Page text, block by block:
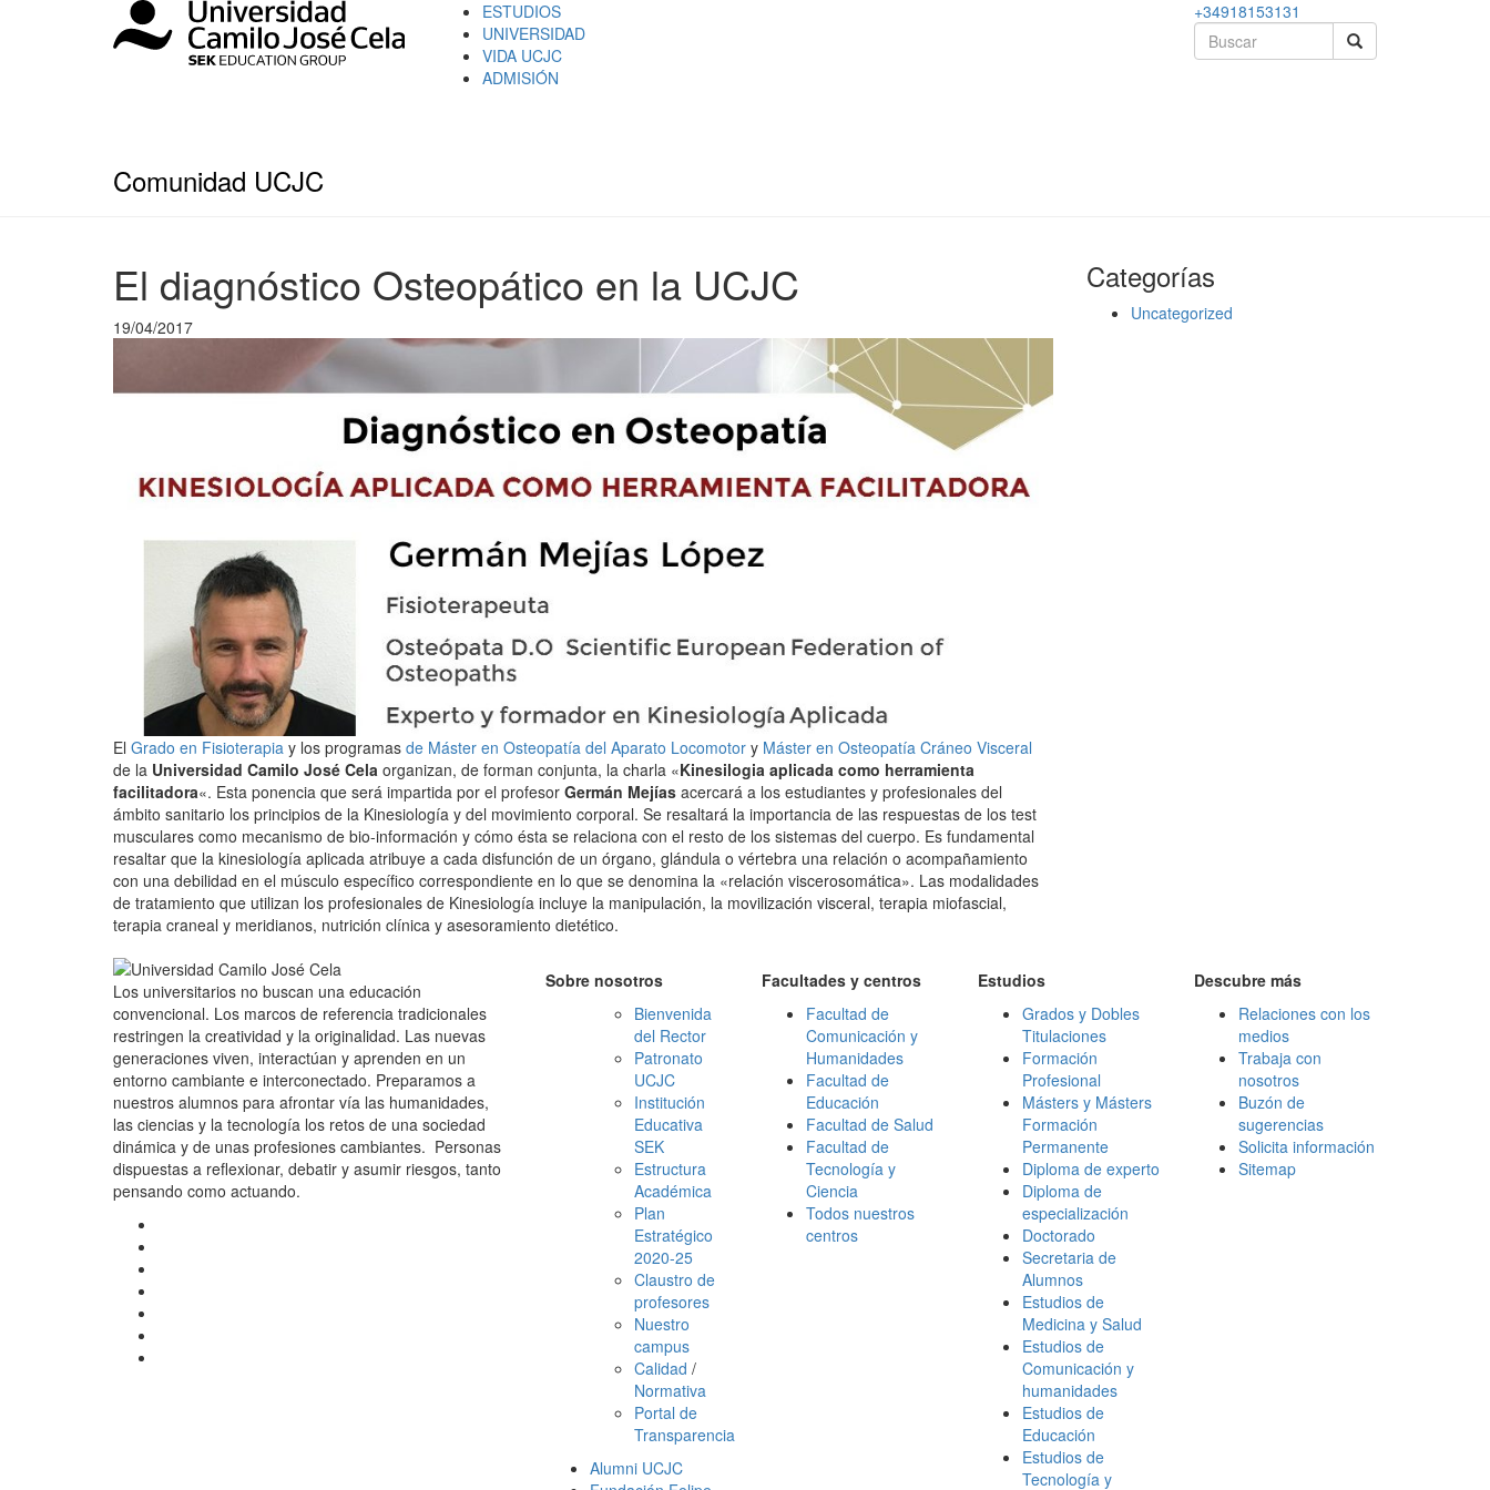
ESTUDIOS
UNIVERSIDAD
VIDA UCJC
ADMISIÓN
+34918153131
Comunidad UCJC
El diagnóstico Osteopático en la UCJC
19/04/2017
El Grado en Fisioterapia y los programas de Máster en Osteopatía del Aparato Locomotor y Máster en Osteopatía Cráneo Visceral
de la Universidad Camilo José Cela organizan, de forman conjunta, la charla «Kinesilogia aplicada como herramienta
facilitadora«. Esta ponencia que será impartida por el profesor Germán Mejías acercará a los estudiantes y profesionales del
ámbito sanitario los principios de la Kinesiología y del movimiento corporal. Se resaltará la importancia de las respuestas de los test
musculares como mecanismo de bio-información y cómo ésta se relaciona con el resto de los sistemas del cuerpo. Es fundamental
resaltar que la kinesiología aplicada atribuye a cada disfunción de un órgano, glándula o vértebra una relación o acompañamiento
con una debilidad en el músculo específico correspondiente en lo que se denomina la «relación viscerosomática». Las modalidades
de tratamiento que utilizan los profesionales de Kinesiología incluye la manipulación, la movilización visceral, terapia miofascial,
terapia craneal y meridianos, nutrición clínica y asesoramiento dietético.
Categorías
Uncategorized
Los universitarios no buscan una educación
convencional. Los marcos de referencia tradicionales
restringen la creatividad y la originalidad. Las nuevas
generaciones viven, interactúan y aprenden en un
entorno cambiante e interconectado. Preparamos a
nuestros alumnos para afrontar vía las humanidades,
las ciencias y la tecnología los retos de una sociedad
dinámica y de unas profesiones cambiantes. Personas
dispuestas a reflexionar, debatir y asumir riesgos, tanto
pensando como actuando.
Sobre nosotros
Bienvenida
del Rector
Patronato
UCJC
Institución
Educativa
SEK
Estructura
Académica
Plan
Estratégico
2020-25
Claustro de
profesores
Nuestro
campus
Calidad /
Normativa
Portal de
Transparencia
Alumni UCJC
Facultades y centros
Facultad de
Comunicación y
Humanidades
Facultad de
Educación
Facultad de Salud
Facultad de
Tecnología y
Ciencia
Todos nuestros
centros
Estudios
Grados y Dobles
Titulaciones
Formación
Profesional
Másters y Másters
Formación
Permanente
Diploma de experto
Diploma de
especialización
Doctorado
Secretaria de
Alumnos
Estudios de
Medicina y Salud
Estudios de
Comunicación y
humanidades
Estudios de
Educación
Estudios de
Tecnología y
Descubre más
Relaciones con los
medios
Trabaja con
nosotros
Buzón de
sugerencias
Solicita información
Sitemap